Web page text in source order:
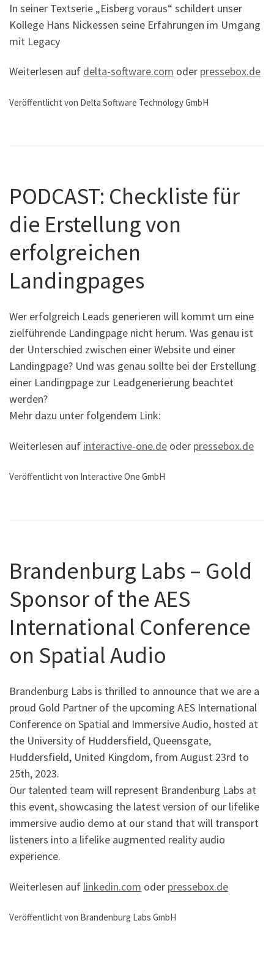
In seiner Textserie „Eisberg voraus“ schildert unser
Kollege Hans Nickessen seine Erfahrungen im Umgang
mit Legacy
Weiterlesen auf delta-software.com oder pressebox.de
Veröffentlicht von Delta Software Technology GmbH
PODCAST: Checkliste für
die Erstellung von
erfolgreichen
Landingpages
Wer erfolgreich Leads generieren will kommt um eine
zielführende Landingpage nicht herum. Was genau ist
der Unterschied zwischen einer Website und einer
Landingpage? Und was genau sollte bei der Erstellung
einer Landingpage zur Leadgenerierung beachtet
werden?
Mehr dazu unter folgendem Link:
Weiterlesen auf interactive-one.de oder pressebox.de
Veröffentlicht von Interactive One GmbH
Brandenburg Labs – Gold
Sponsor of the AES
International Conference
on Spatial Audio
Brandenburg Labs is thrilled to announce that we are a
proud Gold Partner of the upcoming AES International
Conference on Spatial and Immersive Audio, hosted at
the University of Huddersfield, Queensgate,
Huddersfield, United Kingdom, from August 23rd to
25th, 2023.
Our talented team will represent Brandenburg Labs at
this event, showcasing the latest version of our lifelike
immersive audio demo at our stand that will transport
listeners into a lifelike augmented reality audio
experience.
Weiterlesen auf linkedin.com oder pressebox.de
Veröffentlicht von Brandenburg Labs GmbH